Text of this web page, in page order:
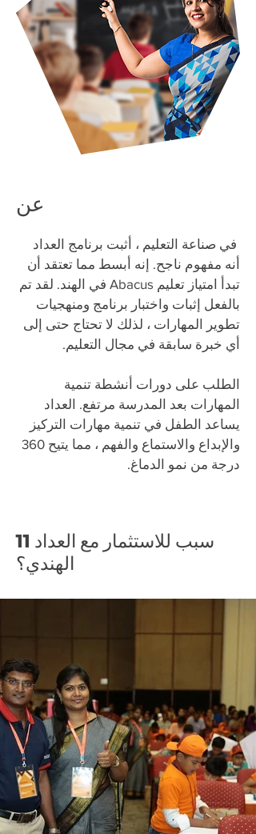
عن
في صناعة التعليم ، أثبت برنامج العداد
أنه مفهوم ناجح. إنه أبسط مما تعتقد أن
تبدأ امتياز تعليم Abacus في الهند. لقد تم
بالفعل إثبات واختبار برنامج ومنهجيات
تطوير المهارات ، لذلك لا تحتاج حتى إلى
أي خبرة سابقة في مجال التعليم.
الطلب على دورات أنشطة تنمية
المهارات بعد المدرسة مرتفع. العداد
يساعد الطفل في تنمية مهارات التركيز
والإبداع والاستماع والفهم ، مما يتيح 360
درجة من نمو الدماغ.
11 سبب للاستثمار مع العداد
الهندي؟